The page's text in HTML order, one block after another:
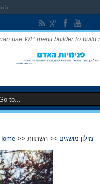
use WP menu builder to build
Home >> מילון מושגים >> השתוות